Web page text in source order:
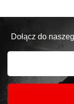
Dołącz do